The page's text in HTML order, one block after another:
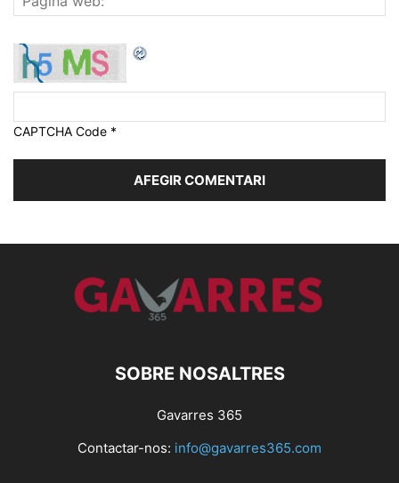
CAPTCHA Code *
SOBRE NOSALTRES
Gavarres 365
Contactar-nos: info@gavarres365.com